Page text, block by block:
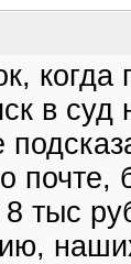
когда
в
8 тыс